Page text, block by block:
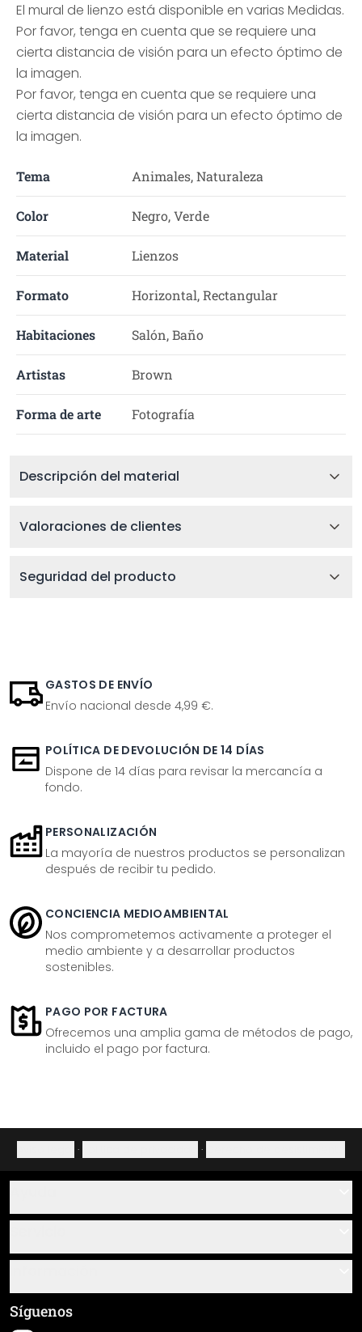
El mural de lienzo está disponible en varias Medidas.
Por favor, tenga en cuenta que se requiere una
cierta distancia de visión para un efecto óptimo de
la imagen.
Por favor, tenga en cuenta que se requiere una
cierta distancia de visión para un efecto óptimo de
la imagen.
Tema Animales, Naturaleza
Color Negro, Verde
Material Lienzos
Formato Horizontal, Rectangular
Habitaciones Salón, Baño
Artistas Brown
Forma de arte Fotografía
Descripción del material
Valoraciones de clientes
Seguridad del producto
GASTOS DE ENVÍO
Envío nacional desde 4,99 €.
POLÍTICA DE DEVOLUCIÓN DE 14 DÍAS
Dispone de 14 días para revisar la mercancía a
fondo.
PERSONALIZACIÓN
La mayoría de nuestros productos se personalizan
después de recibir tu pedido.
CONCIENCIA MEDIOAMBIENTAL
Nos comprometemos activamente a proteger el
medio ambiente y a desarrollar productos
sostenibles.
PAGO POR FACTURA
Ofrecemos una amplia gama de métodos de pago,
incluido el pago por factura.
· ·
Sobre nosotros
Resumen de materiales
Seguimiento de envío
Términos y condiciones generales (CGC)
Síguenos